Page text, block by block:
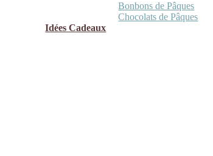
Bonbons de Pâques
Chocolats de Pâques
Idées Cadeaux